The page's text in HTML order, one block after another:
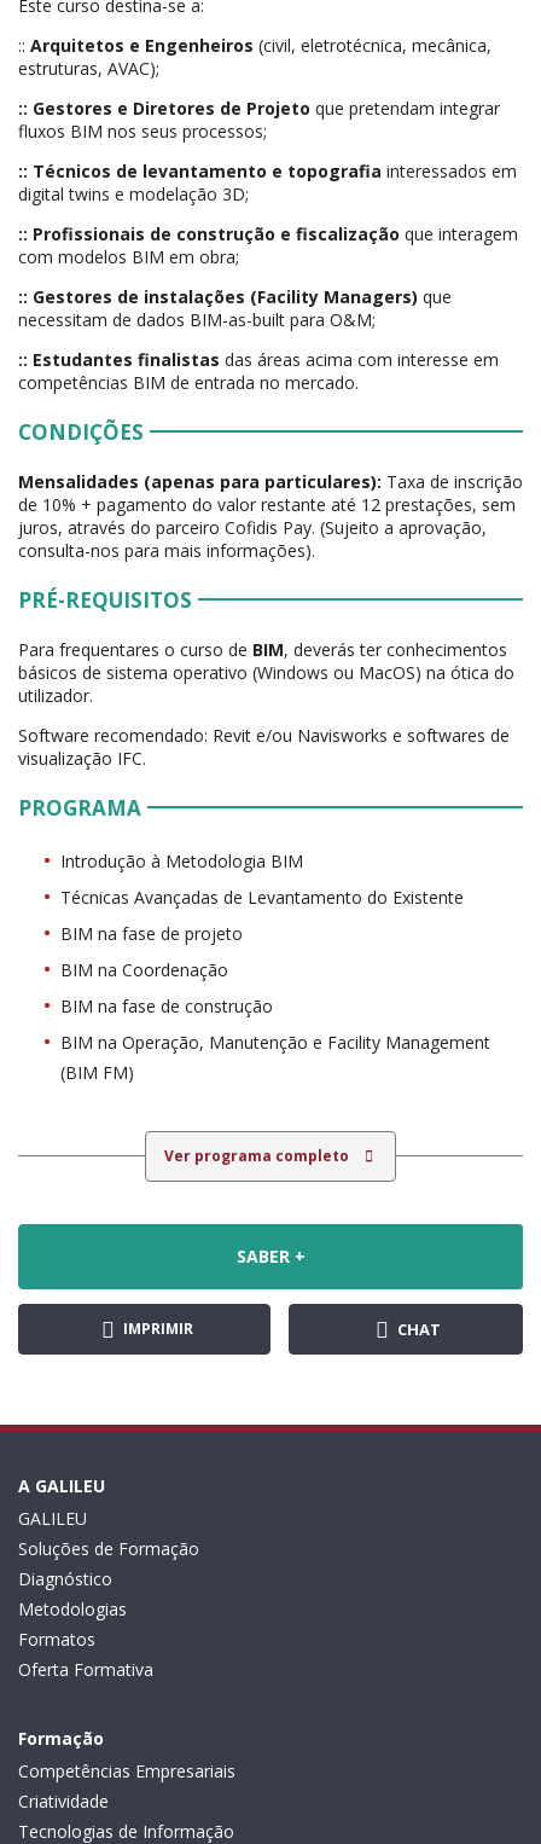
Este curso destina-se a:
:: Arquitetos e Engenheiros (civil, eletrotécnica, mecânica,
estruturas, AVAC);
:: Gestores e Diretores de Projeto que pretendam integrar
fluxos BIM nos seus processos;
:: Técnicos de levantamento e topografia interessados em
digital twins e modelação 3D;
:: Profissionais de construção e fiscalização que interagem
com modelos BIM em obra;
:: Gestores de instalações (Facility Managers) que
necessitam de dados BIM-as-built para O&M;
:: Estudantes finalistas das áreas acima com interesse em
competências BIM de entrada no mercado.
CONDIÇÕES
Mensalidades (apenas para particulares): Taxa de inscrição
de 10% + pagamento do valor restante até 12 prestações, sem
juros, através do parceiro Cofidis Pay. (Sujeito a aprovação,
consulta-nos para mais informações).
PRÉ-REQUISITOS
Para frequentares o curso de BIM, deverás ter conhecimentos
básicos de sistema operativo (Windows ou MacOS) na ótica do
utilizador.
Software recomendado: Revit e/ou Navisworks e softwares de
visualização IFC.
PROGRAMA
Introdução à Metodologia BIM
Técnicas Avançadas de Levantamento do Existente
BIM na fase de projeto
BIM na Coordenação
BIM na fase de construção
BIM na Operação, Manutenção e Facility Management
(BIM FM)
Ver programa completo
SABER +
IMPRIMIR CHAT
A GALILEU
GALILEU
Soluções de Formação
Diagnóstico
Metodologias
Formatos
Oferta Formativa
Formação
Competências Empresariais
Criatividade
Tecnologias de Informação